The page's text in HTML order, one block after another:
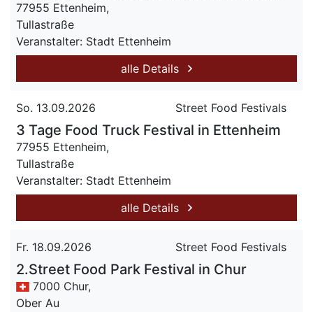
77955 Ettenheim,
Tullastraße
Veranstalter: Stadt Ettenheim
alle Details
So. 13.09.2026 Street Food Festivals
3 Tage Food Truck Festival in Ettenheim
77955 Ettenheim,
Tullastraße
Veranstalter: Stadt Ettenheim
alle Details
Fr. 18.09.2026 Street Food Festivals
2.Street Food Park Festival in Chur
7000 Chur,
Ober Au